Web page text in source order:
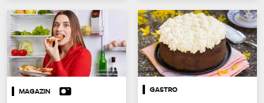
MAGAZIN GASTRO